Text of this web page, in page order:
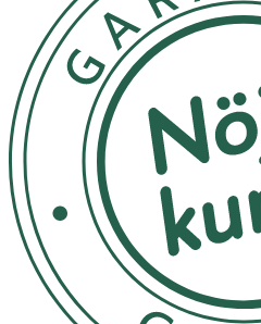
Förvaras i rumstemperatur,
räckhåll för små barn.
Innehåll
Aqua, Avena Sativa Kernel Oil,
Hydrolyzed Wheat Protein,
Octyldodecyl Myristate,
Ethylhexyl Olivate, Silica,
Glyceryl Stearate, Potassium
Olive Oil Unsaponifiables,
Acetate, Xanthan Gum,
Beta-Glucan, Potassium
Sodium Levulinate.